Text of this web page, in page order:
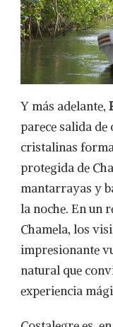
Y más adelante,
parece salida de
cristalinas
protegida de
mantarrayas y
la noche. En un
Chamela, los
impresionante
natural que
experiencia